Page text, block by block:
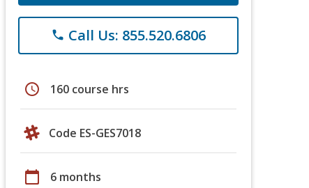
phone Call Us: 855.520.6806
schedule 160 course hrs
Code ES-GES7018
calendar_today 6 months